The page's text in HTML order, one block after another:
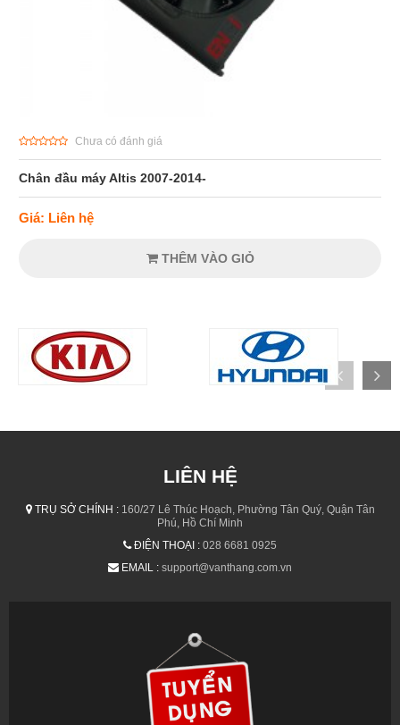
Chưa có đánh giá
Chân đầu máy Altis 2007-2014-
Giá: Liên hệ
THÊM VÀO GIỎ
LIÊN HỆ
TRỤ SỞ CHÍNH :160/27 Lê Thúc Hoạch, Phường Tân Quý, Quận Tân
Phú, Hồ Chí Minh
ĐIỆN THOẠI : 028 6681 0925
EMAIL : support@vanthang.com.vn